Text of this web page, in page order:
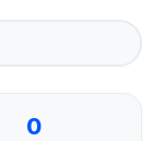
0